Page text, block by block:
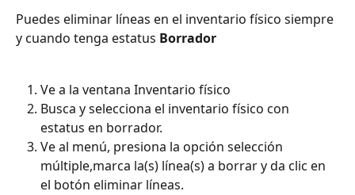
Puedes eliminar líneas en el inventario físico siempre
y cuando tenga estatus Borrador
Ve a la ventana Inventario físico
Busca y selecciona el inventario físico con
estatus en borrador.
Ve al menú, presiona la opción selección
múltiple,marca la(s) línea(s) a borrar y da clic en
el botón eliminar líneas.